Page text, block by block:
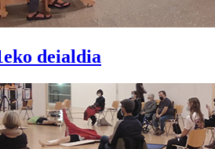
deialdia